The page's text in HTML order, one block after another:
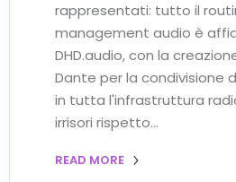
rappresentati: tutto il
management audio è
DHD.audio, con la
Dante per la condivisione
in tutta l'infrastruttura
irrisori rispetto…
READ MORE